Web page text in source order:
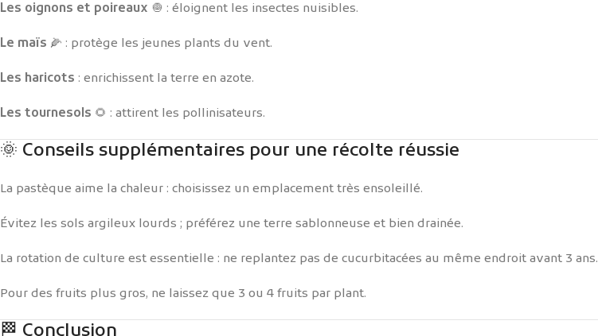
Les oignons et poireaux 🧅 : éloignent les insectes nuisibles.
Le maïs 🌽 : protège les jeunes plants du vent.
Les haricots : enrichissent la terre en azote.
Les tournesols 🌻 : attirent les pollinisateurs.
🌞 Conseils supplémentaires pour une récolte réussie
La pastèque aime la chaleur : choisissez un emplacement très ensoleillé.
Évitez les sols argileux lourds ; préférez une terre sablonneuse et bien drainée.
La rotation de culture est essentielle : ne replantez pas de cucurbitacées au même endroit avant 3 ans.
Pour des fruits plus gros, ne laissez que 3 ou 4 fruits par plant.